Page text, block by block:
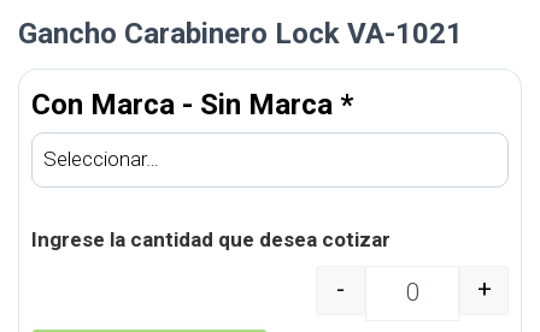
Gancho Carabinero Lock VA-1021
Con Marca - Sin Marca *
Ingrese la cantidad que desea cotizar
Gancho Carabinero
- +